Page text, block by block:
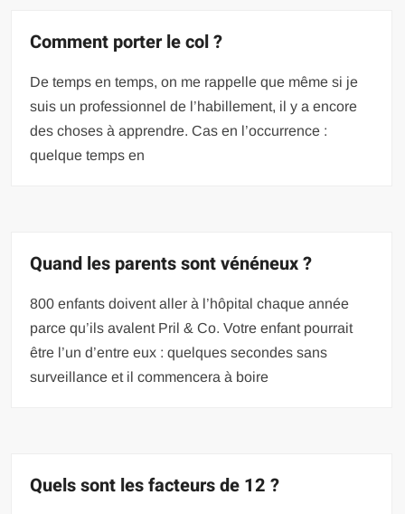
Comment porter le col ?
De temps en temps, on me rappelle que même si je
suis un professionnel de l’habillement, il y a encore
des choses à apprendre. Cas en l’occurrence :
quelque temps en
Quand les parents sont vénéneux ?
800 enfants doivent aller à l’hôpital chaque année
parce qu’ils avalent Pril & Co. Votre enfant pourrait
être l’un d’entre eux : quelques secondes sans
surveillance et il commencera à boire
Quels sont les facteurs de 12 ?